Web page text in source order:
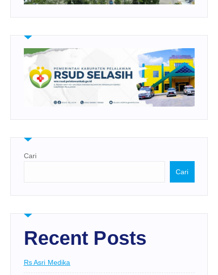
Cari
Cari
Recent Posts
Rs Asri Medika